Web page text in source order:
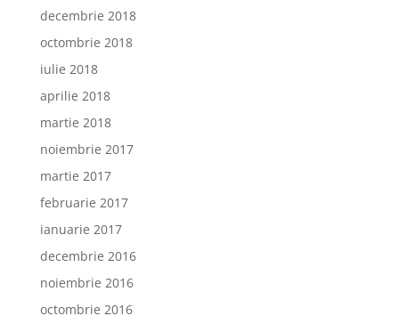
decembrie 2018
octombrie 2018
iulie 2018
aprilie 2018
martie 2018
noiembrie 2017
martie 2017
februarie 2017
ianuarie 2017
decembrie 2016
noiembrie 2016
octombrie 2016